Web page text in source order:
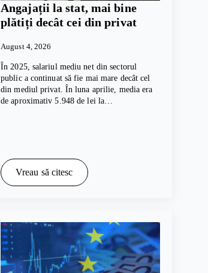
Angajații la stat, mai bine
plătiți decât cei din privat
August 4, 2026
În 2025, salariul mediu net din sectorul
public a continuat să fie mai mare decât cel
din mediul privat. În luna aprilie, media era
de aproximativ 5.948 de lei la…
Vreau să citesc